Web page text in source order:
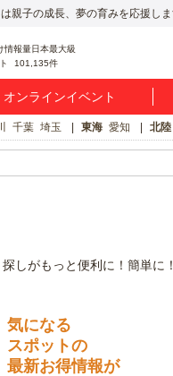
親子の成長、夢の育みを応援しま
101,135件
オンラインイベント
千葉 埼玉 東海 愛知 北
気になる
スポットの
最新お得情報が